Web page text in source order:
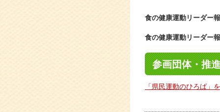
食の健康運動リーダー
食の健康運動リーダー
参画団体・推
「県民運動のひろば」